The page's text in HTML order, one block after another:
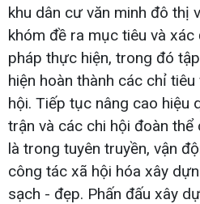
khu dân cư văn minh đô thị
khóm đề ra mục tiêu và
pháp thực hiện, trong đó
hiện hoàn thành các chỉ tiêu
hội. Tiếp tục nâng cao hiệu
trận và các chi hội đoàn
là trong tuyên truyền, vận
công tác xã hội hóa xây
sạch - đẹp. Phấn đấu xây